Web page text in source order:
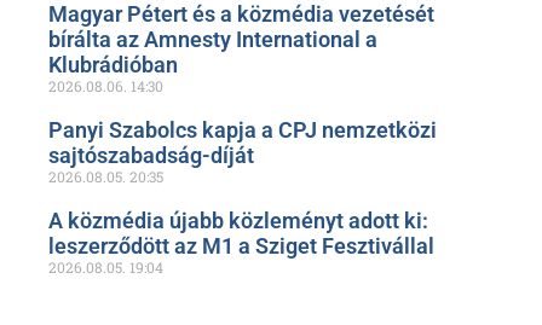
Magyar Pétert és a közmédia vezetését
bírálta az Amnesty International a
Klubrádióban
2026.08.06. 14:30
Panyi Szabolcs kapja a CPJ nemzetközi
sajtószabadság-díját
2026.08.05. 20:35
A közmédia újabb közleményt adott ki:
leszerződött az M1 a Sziget Fesztivállal
2026.08.05. 19:04